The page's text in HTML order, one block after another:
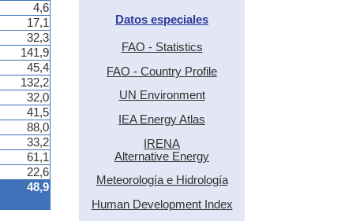
48,9
4,6
17,1
32,3
141,9
45,4
132,2
32,0
41,5
88,0
33,2
61,1
22,6
Datos especiales
FAO - Statistics
FAO - Country Profile
UN Environment
IEA Energy Atlas
IRENA
Alternative Energy
Meteorología e Hidrología
Human Development Index